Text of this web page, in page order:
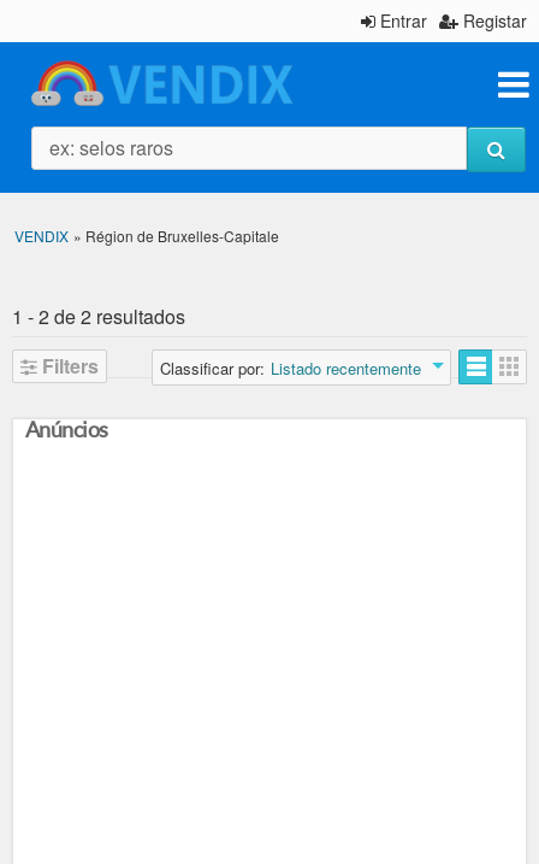
Entrar Registar
ex: selos raros
VENDIX » Région de Bruxelles-Capitale
1 - 2 de 2 resultados
Filters
Classificar por: Listado recentemente
Anúncios